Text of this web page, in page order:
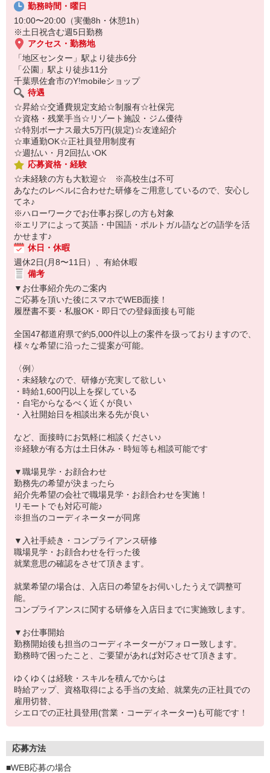
勤務時間・曜日
10:00〜20:00（実働8h・休憩1h）
※土日祝含む週5日勤務
アクセス・勤務地
「地区センター」駅より徒歩6分
「公園」駅より徒歩11分
千葉県佐倉市のY!mobileショップ
待遇
☆昇給☆交通費規定支給☆制服有☆社保完
☆資格・残業手当☆リゾート施設・ジム優待
☆特別ボーナス最大5万円(規定)☆友達紹介
☆車通勤OK☆正社員登用制度有
☆週払い・月2回払いOK
応募資格・経験
☆未経験の方も大歓迎☆ ※高校生は不可
あなたのレベルに合わせた研修をご用意しているので、安心し
てネ♪
※ハローワークでお仕事お探しの方も対象
※エリアによって英語・中国語・ポルトガル語などの語学を活
かせます♪
休日・休暇
週休2日(月8〜11日）、有給休暇
備考
▼お仕事紹介先のご案内
ご応募を頂いた後にスマホでWEB面接！
履歴書不要・私服OK・即日での登録面接も可能
全国47都道府県で約5,000件以上の案件を扱っておりますので、
様々な希望に沿ったご提案が可能。
〈例〉
・未経験なので、研修が充実して欲しい
・時給1,600円以上を探している
・自宅からなるべく近くが良い
・入社開始日を相談出来る先が良い
など、面接時にお気軽に相談ください♪
※経験が有る方は土日休み・時短等も相談可能です
▼職場見学・お顔合わせ
勤務先の希望が決まったら
紹介先希望の会社で職場見学・お顔合わせを実施！
リモートでも対応可能♪
※担当のコーディネーターが同席
▼入社手続き・コンプライアンス研修
職場見学・お顔合わせを行った後
就業意思の確認をさせて頂きます。
就業希望の場合は、入店日の希望をお伺いしたうえで調整可
能。
コンプライアンスに関する研修を入店日までに実施致します。
▼お仕事開始
勤務開始後も担当のコーディネーターがフォロー致します。
勤務時で困ったこと、ご要望があれば対応させて頂きます。
ゆくゆくは経験・スキルを積んでからは
時給アップ、資格取得による手当の支給、就業先の正社員での
雇用切替、
シエロでの正社員登用(営業・コーディネーター)も可能です！
応募方法
■WEB応募の場合